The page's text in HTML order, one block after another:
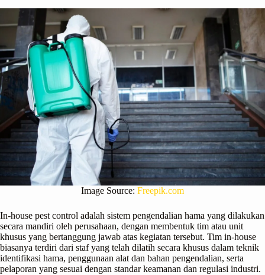
Image Source: Freepik.com
In-house pest control adalah sistem pengendalian hama yang dilakukan
secara mandiri oleh perusahaan, dengan membentuk tim atau unit
khusus yang bertanggung jawab atas kegiatan tersebut. Tim in-house
biasanya terdiri dari staf yang telah dilatih secara khusus dalam teknik
identifikasi hama, penggunaan alat dan bahan pengendalian, serta
pelaporan yang sesuai dengan standar keamanan dan regulasi industri.